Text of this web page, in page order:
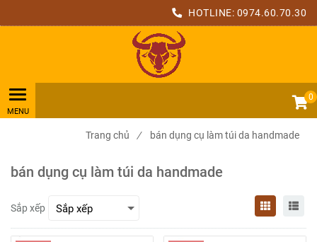
HOTLINE: 0974.60.70.30
0
Trang chủ / bán dụng cụ làm túi da handmade
bán dụng cụ làm túi da handmade
Sắp xếp